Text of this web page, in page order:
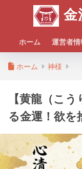
金
ホーム 運営者情
ホーム 神様
【黄龍（こ
る金運！欲を